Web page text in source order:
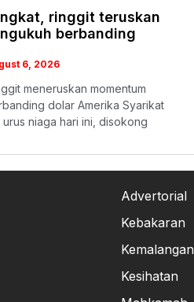
ringgit teruskan
berbanding
6, 2026
meneruskan momentum
dolar Amerika Syarikat
niaga hari ini, disokong
Advertorial
Kebakaran
Kemalangan
Kesihatan